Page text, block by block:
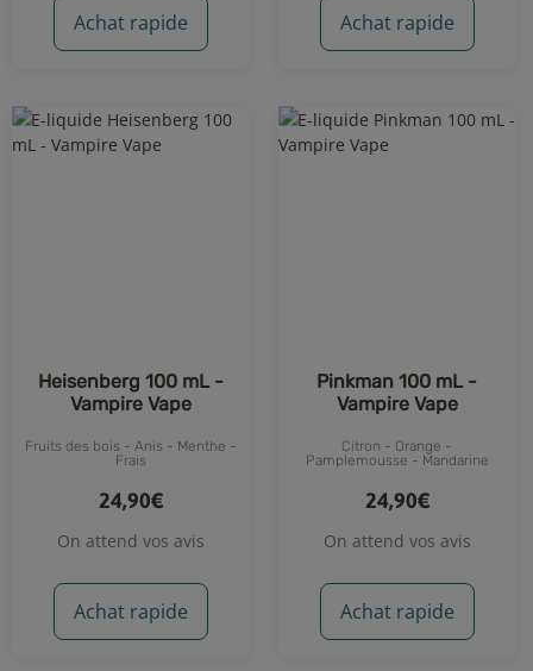
Achat rapide Achat rapide
Heisenberg 100 mL -
Vampire Vape
Fruits des bois - Anis - Menthe -
Frais
24,90€
On attend vos avis
Achat rapide
Pinkman 100 mL -
Vampire Vape
Citron - Orange -
Pamplemousse - Mandarine
24,90€
On attend vos avis
Achat rapide